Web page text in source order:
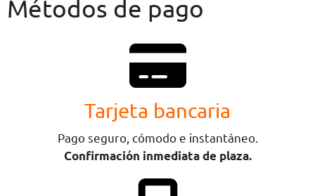
Métodos de pago
Tarjeta bancaria
Pago seguro, cómodo e instantáneo.
Confirmación inmediata de plaza.